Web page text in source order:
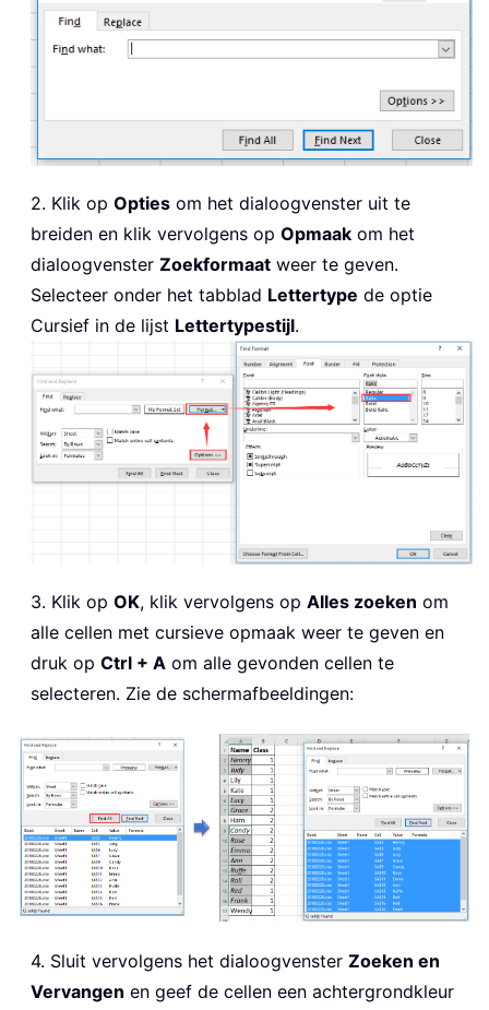
2. Klik op Opties om het dialoogvenster uit te
breiden en klik vervolgens op Opmaak om het
dialoogvenster Zoekformaat weer te geven.
Selecteer onder het tabblad Lettertype de optie
Cursief in de lijst Lettertypestijl.
3. Klik op OK, klik vervolgens op Alles zoeken om
alle cellen met cursieve opmaak weer te geven en
druk op Ctrl + A om alle gevonden cellen te
selecteren. Zie de schermafbeeldingen:
4. Sluit vervolgens het dialoogvenster Zoeken en
Vervangen en geef de cellen een achtergrondkleur